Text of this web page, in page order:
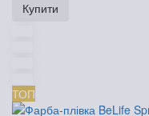
Купити
ТОП